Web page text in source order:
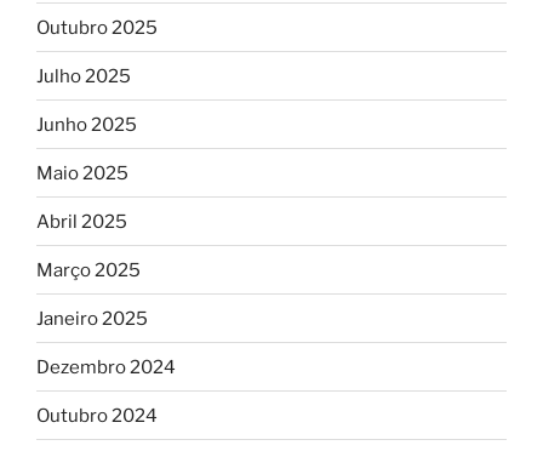
Outubro 2025
Julho 2025
Junho 2025
Maio 2025
Abril 2025
Março 2025
Janeiro 2025
Dezembro 2024
Outubro 2024